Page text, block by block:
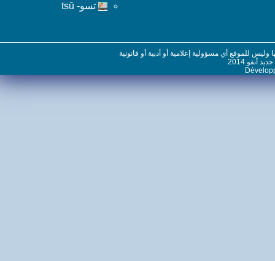
تسو- tsū
للموقع أي مسؤولية إعلامية أو أدبية أو قانونية
2014